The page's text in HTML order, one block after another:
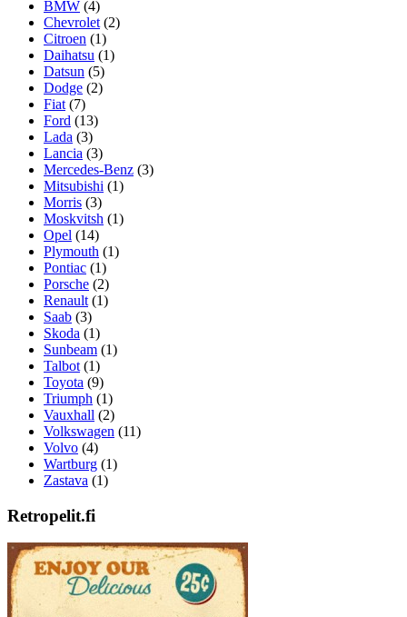
BMW (4)
Chevrolet (2)
Citroen (1)
Daihatsu (1)
Datsun (5)
Dodge (2)
Fiat (7)
Ford (13)
Lada (3)
Lancia (3)
Mercedes-Benz (3)
Mitsubishi (1)
Morris (3)
Moskvitsh (1)
Opel (14)
Plymouth (1)
Pontiac (1)
Porsche (2)
Renault (1)
Saab (3)
Skoda (1)
Sunbeam (1)
Talbot (1)
Toyota (9)
Triumph (1)
Vauxhall (2)
Volkswagen (11)
Volvo (4)
Wartburg (1)
Zastava (1)
Retropelit.fi